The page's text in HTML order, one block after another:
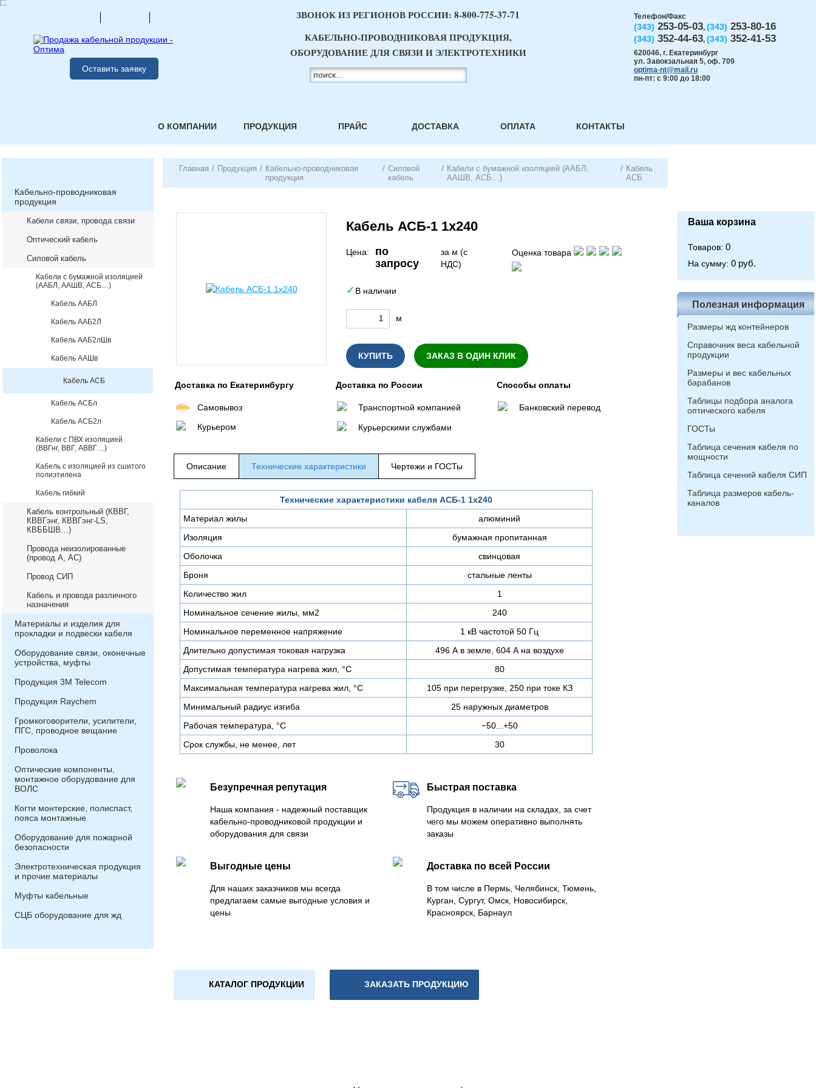
Оставить заявку
Телефон/Факс
(343) 253-05-03, (343) 253-80-16
(343) 352-44-63, (343) 352-41-53
620046, г. Екатеринбург
ул. Завокзальная 5, оф. 709
optima-nt@mail.ru
пн-пт: с 9:00 до 18:00
ЗВОНОК ИЗ РЕГИОНОВ РОССИИ: 8-800-775-37-71
КАБЕЛЬНО-ПРОВОДНИКОВАЯ ПРОДУКЦИЯ,
ОБОРУДОВАНИЕ ДЛЯ СВЯЗИ И ЭЛЕКТРОТЕХНИКИ
О КОМПАНИИ ПРОДУКЦИЯ ПРАЙС ДОСТАВКА ОПЛАТА КОНТАКТЫ
Кабельно-проводниковая
продукция
Кабели связи, провода связи
Оптический кабель
Силовой кабель
Кабели с бумажной изоляцией
(ААБЛ, ААШВ, АСБ…)
Кабель ААБЛ
Кабель ААБ2Л
Кабель ААБ2лШв
Кабель ААШв
Кабель АСБ
Кабель АСБл
Кабель АСБ2л
Кабели с ПВХ изоляцией
(ВВГнг, ВВГ, АВВГ…)
Кабель с изоляцией из сшитого
полиэтилена
Кабель гибкий
Кабель контрольный (КВВГ,
КВВГэнг, КВВГэнг-LS,
КВББШВ…)
Провода неизолированные
(провод А, АС)
Провод СИП
Кабель и провода различного
назначения
Материалы и изделия для
прокладки и подвески кабеля
Оборудование связи, оконечные
устройства, муфты
Продукция 3М Telecom
Продукция Raychem
Громкоговорители, усилители,
ПГС, проводное вещание
Проволока
Оптические компоненты,
монтажное оборудование для
ВОЛС
Когти монтерские, полиспаст,
пояса монтажные
Оборудование для пожарной
безопасности
Электротехническая продукция
и прочие материалы
Муфты кабельные
СЦБ оборудование для жд
Главная / Продукция / Кабельно-проводниковая
продукция
/ Силовой
кабель
/ Кабели с бумажной изоляцией (ААБЛ,
ААШВ, АСБ…)
/ Кабель
АСБ
Кабель АСБ-1 1х240
Цена:
по
запросу
за м (с
НДС)
Оценка товара
В наличии
м
КУПИТЬ ЗАКАЗ В ОДИН КЛИК
Доставка по Екатеринбургу
Самовывоз
Курьером
Доставка по России
Транспортной компанией
Курьерскими службами
Способы оплаты
Банковский перевод
Описание Технические характеристики Чертежи и ГОСТы
Технические характеристики кабеля АСБ-1 1х240
Материал жилы
алюминий
Изоляция
бумажная пропитанная
Оболочка
свинцовая
Броня
стальные ленты
Количество жил
1
Номинальное сечение жилы, мм2
240
Номинальное переменное напряжение
1 кВ частотой 50 Гц
Длительно допустимая токовая нагрузка
496 А в земле, 604 А на воздухе
Допустимая температура нагрева жил, °C
80
Максимальная температура нагрева жил, °C
105 при перегрузке, 250 при токе КЗ
Минимальный радиус изгиба
25 наружных диаметров
Рабочая температура, °C
−50...+50
Срок службы, не менее, лет
30
Безупречная репутация
Наша компания - надежный поставщик
кабельно-проводниковой продукции и
оборудования для связи
Быстрая поставка
Продукция в наличии на складах, за счет
чего мы можем оперативно выполнять
заказы
Выгодные цены
Для наших заказчиков мы всегда
предлагаем самые выгодные условия и
цены
Доставка по всей России
В том числе в Пермь, Челябинск, Тюмень,
Курган, Сургут, Омск, Новосибирск,
Красноярск, Барнаул
КАТАЛОГ ПРОДУКЦИИ ЗАКАЗАТЬ ПРОДУКЦИЮ
Ваша корзина
Товаров: 0
На сумму: 0 руб.
Полезная информация
Размеры жд контейнеров
Справочник веса кабельной
продукции
Размеры и вес кабельных
барабанов
Таблицы подбора аналога
оптического кабеля
ГОСТы
Таблица сечения кабеля по
мощности
Таблица сечений кабеля СИП
Таблица размеров кабель-
каналов